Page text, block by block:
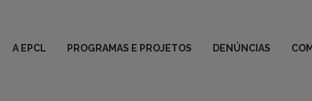
A EPCL PROGRAMAS E PROJETOS DENÚNCIAS